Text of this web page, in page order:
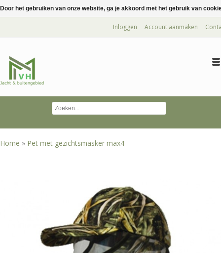
Inloggen Account aanmaken
Home » Pet met gezichtsmasker max4
Door het gebruiken van onze website, ga je akkoord met het gebruik van